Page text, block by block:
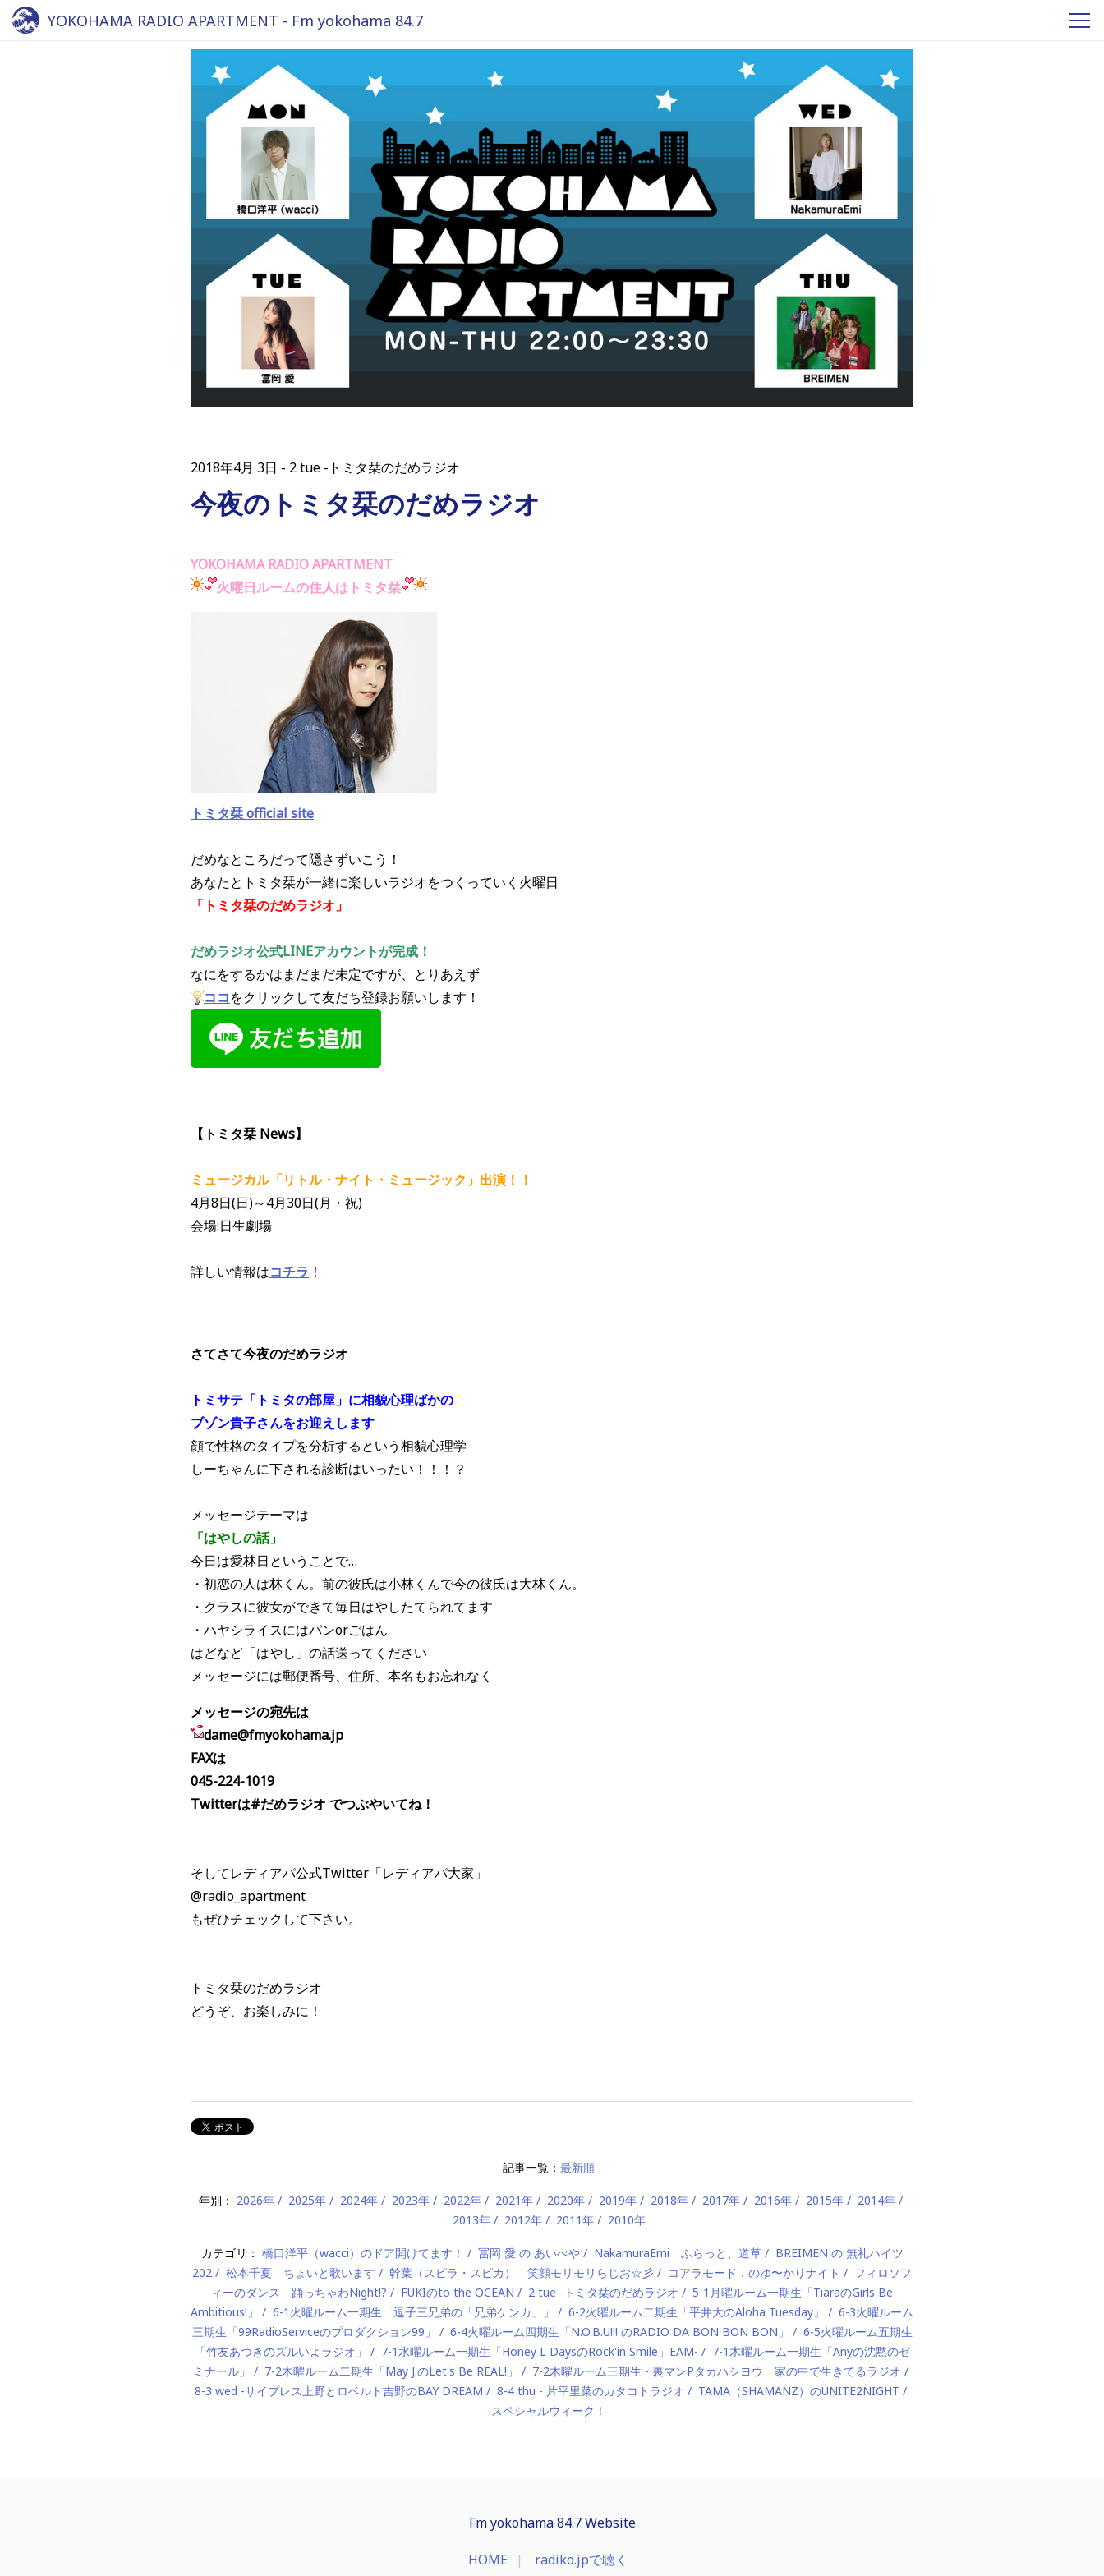
YOKOHAMA RADIO APARTMENT - Fm yokohama 84.7
2018年4月 3日 2 tue -トミタ栞のだめラジオ
今夜のトミタ栞のだめラジオ
YOKOHAMA RADIO APARTMENT
火曜日ルームの住人はトミタ栞
トミタ栞 official site
だめなところだって隠さずいこう！
あなたとトミタ栞が一緒に楽しいラジオをつくっていく火曜日
「トミタ栞のだめラジオ」
だめラジオ公式LINEアカウントが完成！
なにをするかはまだまだ未定ですが、とりあえず
ココをクリックして友だち登録お願いします！
【トミタ栞 News】
ミュージカル「リトル・ナイト・ミュージック」出演！！
4月8日(日)～4月30日(月・祝)
会場:日生劇場
詳しい情報はコチラ ！
さてさて今夜のだめラジオ
トミサテ「トミタの部屋」に相貌心理ばかの
ブゾン貴子さんをお迎えします
顔で性格のタイプを分析するという相貌心理学
しーちゃんに下される診断はいったい！！！？
メッセージテーマは
「はやしの話」
今日は愛林日ということで…
・初恋の人は林くん。前の彼氏は小林くんで今の彼氏は大林くん。
・クラスに彼女ができて毎日はやしたてられてます
・ハヤシライスにはパンorごはん
はどなど「はやし」の話送ってください
メッセージには郵便番号、住所、本名もお忘れなく
メッセージの宛先は
dame@fmyokohama.jp
FAXは
045-224-1019
Twitterは#だめラジオ でつぶやいてね！
そしてレディアパ公式Twitter「レディアパ大家」
@radio_apartment
もぜひチェックして下さい。
トミタ栞のだめラジオ
どうぞ、お楽しみに！
記事一覧： 最新順
年別： 2026年 2025年 2024年 2023年 2022年 2021年 2020年 2019年 2018年 2017年 2016年 2015年
2014年
2013年
2012年 2011年 2010年
カテゴリ： 橋口洋平（wacci）のドア開けてます！ 冨岡 愛 の あいべや NakamuraEmi ふらっと、道草
BREIMEN の 無礼ハイツ
202
松本千夏 ちょいと歌います 幹葉（スピラ・スピカ） 笑顔モリモリらじお☆彡 コアラモード．のゆ〜かりナイト
フィロソフ
ィーのダンス 踊っちゃわNight!?
FUKIのto the OCEAN 2 tue -トミタ栞のだめラジオ
5-1月曜ルーム一期生「TiaraのGirls Be
Ambitious!」
6-1火曜ルーム一期生「逗子三兄弟の「兄弟ケンカ」」 6-2火曜ルーム二期生「平井大のAloha Tuesday」
6-3火曜ルーム
三期生「99RadioServiceのプロダクション99」
6-4火曜ルーム四期生「N.O.B.U!!! のRADIO DA BON BON BON」
6-5火曜ルーム五期生
「竹友あつきのズルいよラジオ」
7-1水曜ルーム一期生「Honey L DaysのRock'in Smile」EAM-
7-1木曜ルーム一期生「Anyの沈黙のゼ
ミナール」
7-2木曜ルーム二期生「May J.のLet's Be REAL!」
7-2木曜ルーム三期生 - 裏マンPタカハシヨウ 家の中で生きてるラジオ
8-3 wed -サイプレス上野とロベルト吉野のBAY DREAM
8-4 thu - 片平里菜のカタコトラジオ
TAMA（SHAMANZ）のUNITE2NIGHT
スペシャルウィーク！
Fm yokohama 84.7 Website
HOME radiko.jpで聴く